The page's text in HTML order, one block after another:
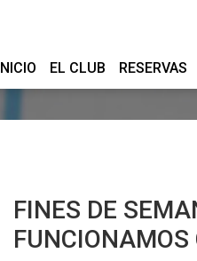
INICIO EL CLUB RESERVAS
FINES DE